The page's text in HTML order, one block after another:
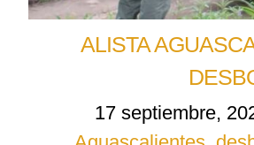
ALISTA
17 septiembre,